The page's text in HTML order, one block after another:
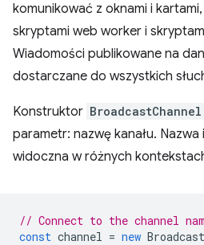
komunikować z oknami i
skryptami web worker i
Wiadomości publikowane na
dostarczane do wszystkich
Konstruktor BroadcastChannel
parametr: nazwę kanału.
widoczna w różnych
// Connect to the channel
const channel = new